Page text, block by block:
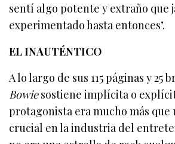
sentí algo potente y extraño que
experimentado hasta entonces’.
EL INAUTÉNTICO
A lo largo de sus 115 páginas y 25
Bowiesostiene implícita o
protagonista era mucho más que
crucial en la industria del